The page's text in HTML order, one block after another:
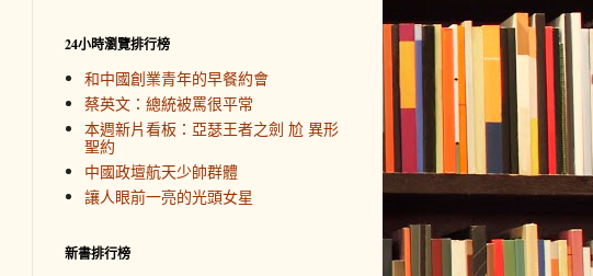
24小時瀏覽排行榜
和中國創業青年的早餐約會
蔡英文：總統被罵很平常
本週新片看板：亞瑟王者之劍 尬 異形
聖約
中國政壇航天少帥群體
讓人眼前一亮的光頭女星
新書排行榜